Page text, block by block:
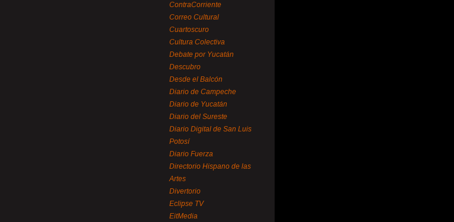
ContraCorriente
Correo Cultural
Cuartoscuro
Cultura Colectiva
Debate por Yucatán
Descubro
Desde el Balcón
Diario de Campeche
Diario de Yucatán
Diario del Sureste
Diario Digital de San Luis
Potosí
Diario Fuerza
Directorio Hispano de las
Artes
Divertorio
Eclipse TV
EitMedia